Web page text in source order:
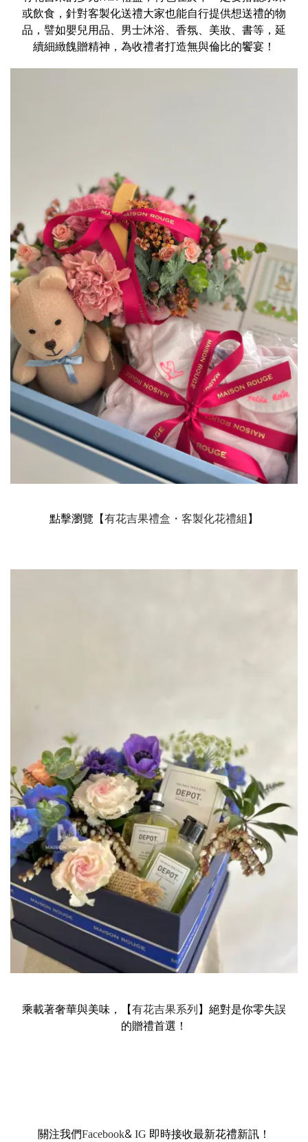
或飲食，針對客製化送禮大家也能自行提供想送禮的物
品，譬如嬰兒用品、男士沐浴、香氛、美妝、書等，延
續細緻餽贈精神，為收禮者打造無與倫比的饗宴！
點擊瀏覽【有花吉果禮盒・客製化花禮組 】
乘載著奢華與美味，【有花吉果系列 】絕對是你零失誤
的贈禮首選！
關注我們Facebook& IG 即時接收最新花禮新訊！